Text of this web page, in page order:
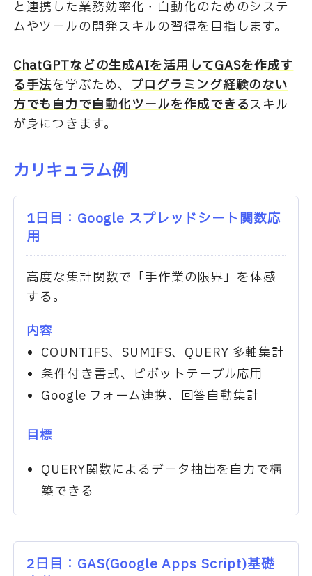
と連携した業務効率化・自動化のためのシステ
ムやツールの開発スキルの習得を目指します。
ChatGPTなどの生成AIを活用してGASを作成す
る手法を学ぶため、プログラミング経験のない
方でも自力で自動化ツールを作成できるスキル
が身につきます。
カリキュラム例
1日目：Google スプレッドシート関数応
用
高度な集計関数で「手作業の限界」を体感
する。
内容
COUNTIFS、SUMIFS、QUERY 多軸集計
条件付き書式、ピボットテーブル応用
Google フォーム連携、回答自動集計
目標
QUERY関数によるデータ抽出を自力で構
築できる
2日目：GAS(Google Apps Script)基礎